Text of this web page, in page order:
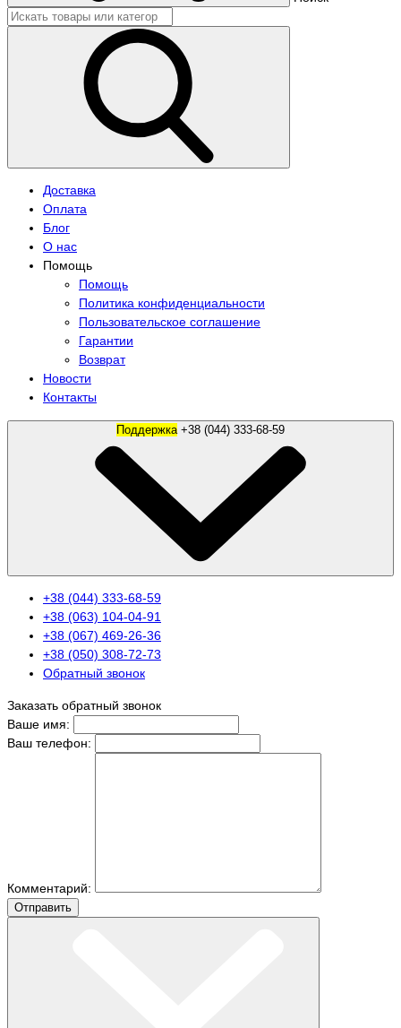
Доставка
Оплата
Блог
О нас
Помощь
Помощь
Политика конфиденциальности
Пользовательское соглашение
Гарантии
Возврат
Новости
Контакты
Поддержка
+38 (044) 333-68-59
+38 (063) 104-04-91
+38 (067) 469-26-36
+38 (050) 308-72-73
Обратный звонок
Заказать обратный звонок
Ваше имя:
Ваш телефон:
Комментарий:
Отправить